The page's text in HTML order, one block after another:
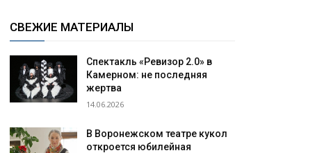
СВЕЖИЕ МАТЕРИАЛЫ
Спектакль «Ревизор 2.0» в
Камерном: не последняя
жертва
14.06.2026
В Воронежском театре кукол
откроется юбилейная